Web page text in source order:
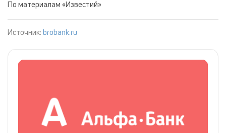
По материалам «Известий»
Источник: brobank.ru